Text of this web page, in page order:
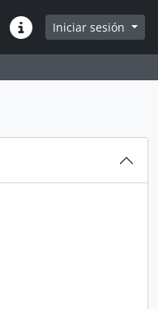
Enlaces rápidos
Iniciar sesión